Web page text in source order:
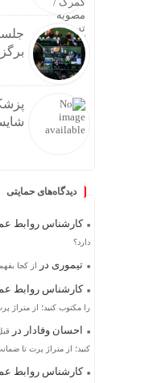
دیدگاه‌های حمایتی
کارشناس روابط
دارد؟
تیموری در از کجا
کارشناس روابط
را مکتوب کنید؛ از متراژ
احسان وفادار در
کنید؛ از متراژ پرت تا
کارشناس روابط